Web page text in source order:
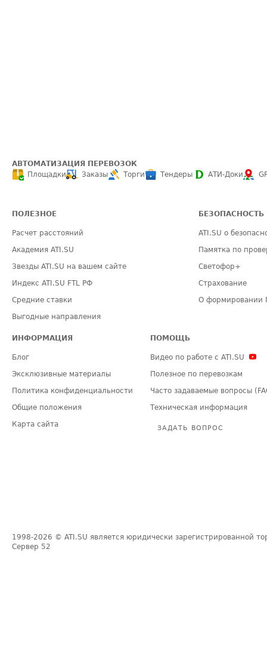
АВТОМАТИЗАЦИЯ ПЕРЕВОЗОК
Площадки
Заказы Торги Тендеры АТИ-Доки
ПОЛЕЗНОЕ
Расчет расстояний
Академия ATI.SU
Звезды ATI.SU на вашем сайте
Индекс ATI.SU FTL РФ
Средние ставки
Выгодные направления
БЕЗОПАСНОСТЬ
ATI.SU о
Памятка по
Светофор+
Страхование
О формировании
ИНФОРМАЦИЯ
Блог
Эксклюзивные материалы
Политика конфиденциальности
Общие положения
Карта сайта
ПОМОЩЬ
Видео по работе с ATI.SU
Полезное по перевозкам
Часто задаваемые вопросы
Техническая информация
ЗАДАТЬ ВОПРОС
1998-2026 © ATI.SU является юридически зарегистрированной
Сервер 52